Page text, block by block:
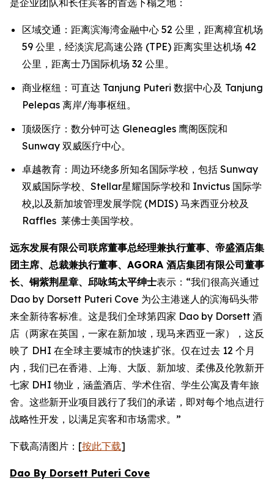
是企业团队和长住宾客的首选下榻之地：
区域交通：距离滨海湾金融中心 52 公里，距离樟宜机场
59 公里，经淡滨尼高速公路 (TPE) 距离实里达机场 42
公里，距离士乃国际机场 32 公里。
商业枢纽：可直达 Tanjung Puteri 数据中心及 Tanjung
Pelepas 离岸/海事枢纽。
顶级医疗：数分钟可达 Gleneagles 鹰阁医院和
Sunway 双威医疗中心。
卓越教育：周边环绕多所知名国际学校，包括 Sunway
双威国际学校、Stellar星耀国际学校和 Invictus 国际学
校,以及新加坡管理发展学院 (MDIS) 马来西亚分校及
Raffles 莱佛士美国学校。
远东发展有限公司联席董事总经理兼执行董事、帝盛酒店集
团主席、总裁兼执行董事、AGORA 酒店集团有限公司董事
长、铜紫荆星章、邱咏筠太平绅士表示：“我们很高兴通过
Dao by Dorsett Puteri Cove 为公主港迷人的滨海码头带
来全新待客标准。这是我们全球第四家 Dao by Dorsett 酒
店（两家在英国，一家在新加坡，现马来西亚一家），这反
映了 DHI 在全球主要城市的快速扩张。仅在过去 12 个月
内，我们已在香港、上海、大阪、新加坡、柔佛及伦敦新开
七家 DHI 物业，涵盖酒店、学术住宿、学生公寓及青年旅
舍。这些新开业项目践行了我们的承诺，即对每个地点进行
战略性开发，以满足宾客和市场需求。”
下载高清图片：[按此下载]
Dao By Dorsett Puteri Cove